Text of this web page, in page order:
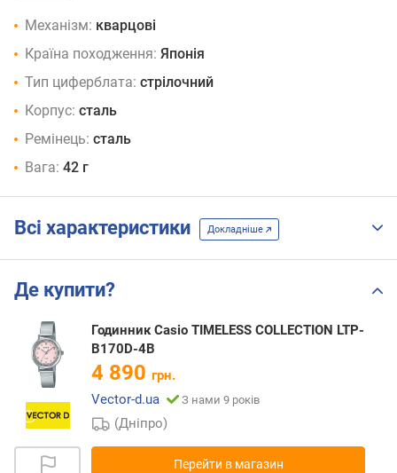
Механізм: кварцові
Країна походження: Японія
Тип циферблата: стрілочний
Корпус: сталь
Ремінець: сталь
Вага: 42 г
Всі характеристики Докладніше
Де купити?
Годинник Casio TIMELESS COLLECTION LTP-
B170D-4B
4 890 грн.
Vector-d.ua
З нами 9 років
(Дніпро)
Перейти в магазин